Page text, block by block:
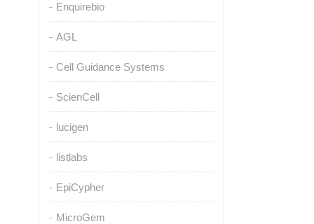
Enquirebio
AGL
Cell Guidance Systems
ScienCell
lucigen
listlabs
EpiCypher
MicroGem